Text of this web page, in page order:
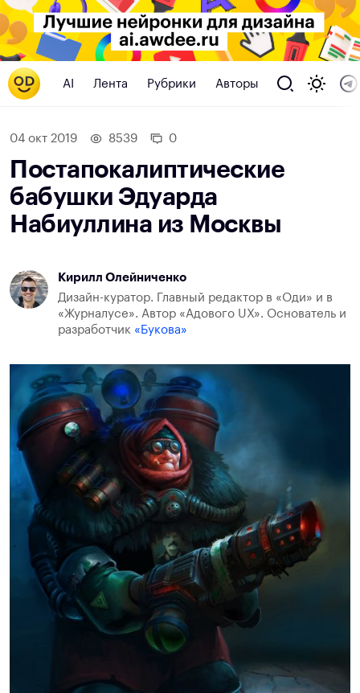
AI Лента Рубрики Авторы
04 окт 2019 8539 0
Постапокалиптические
бабушки Эдуарда
Набиуллина из Москвы
Кирилл Олейниченко
Дизайн-куратор. Главный редактор в «Оди» и в
«Журналусе». Автор «Адового UX». Основатель и
разработчик «Букова»